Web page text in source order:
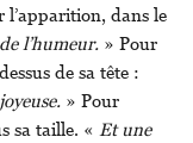
l’apparition, dans le
l’humeur. » Pour
de sa tête :
» Pour
sa taille. « Et une